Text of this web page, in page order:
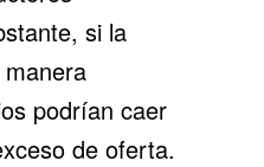
si la
podrían caer
de oferta.